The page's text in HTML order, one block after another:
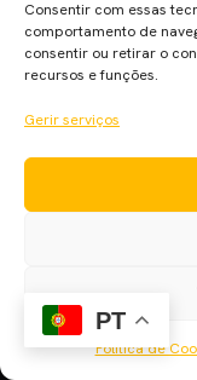
Consentir com essas
comportamento de
consentir ou retirar o
recursos e funções.
Gerir serviços
Política de
destaca os cinco
Swinton. Temos de
suas ambições e
anos. Quando Kevin
PT